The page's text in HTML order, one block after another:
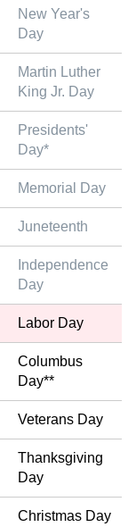
New Year's
Day
Martin Luther
King Jr. Day
Presidents'
Day*
Memorial Day
Juneteenth
Independence
Day
Labor Day
Columbus
Day**
Veterans Day
Thanksgiving
Day
Christmas Day